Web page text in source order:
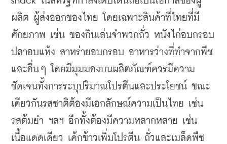
ผลิต ผู้ส่งออกของไทย โดยเฉพาะสินค้าที่ไทยที่มี
ศักยภาพ เช่น ของกินเล่นจำพวกถั่ว หนังไก่อบกรอบ
ปลาอบแห้ง สาหร่ายอบกรอบ อาหารว่างที่ทำจากพืช
และอื่นๆ โดยมีมุมมองบนผลิตภัณฑ์ควรมีความ
ชัดเจนทั้งการระบุปริมาณโปรตีนและประโยชน์ ขณะ
เดียวกันรสชาติต้องมีเอกลักษณ์ความเป็นไทย เช่น
รสต้มยำ ฯลฯ อีกทั้งต้องมีความหลากหลาย เช่น
เนื้อแดดเดียว เค้กข้าวเพิ่มโปรตีน ถั่วและเมล็ดพืช